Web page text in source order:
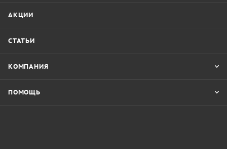
АКЦИИ
СТАТЬИ
КОМПАНИЯ
ПОМОЩЬ